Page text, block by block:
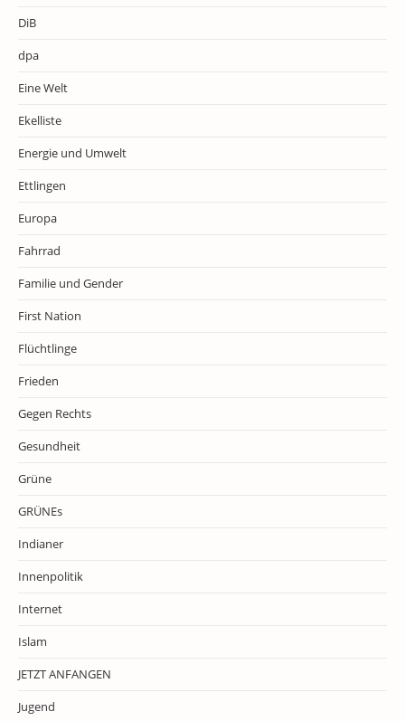
DiB
dpa
Eine Welt
Ekelliste
Energie und Umwelt
Ettlingen
Europa
Fahrrad
Familie und Gender
First Nation
Flüchtlinge
Frieden
Gegen Rechts
Gesundheit
Grüne
GRÜNEs
Indianer
Innenpolitik
Internet
Islam
JETZT ANFANGEN
Jugend